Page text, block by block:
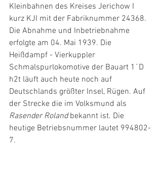
Kleinbahnen des Kreises Jerichow I
kurz KJI mit der Fabriknummer 24368.
Die Abnahme und Inbetriebnahme
erfolgte am 04. Mai 1939. Die
Heißdampf - Vierkuppler
Schmalspurlokomotive der Bauart 1´D
h2t läuft auch heute noch auf
Deutschlands größter Insel, Rügen. Auf
der Strecke die im Volksmund als
Rasender Roland bekannt ist. Die
heutige Betriebsnummer lautet 994802-
7.